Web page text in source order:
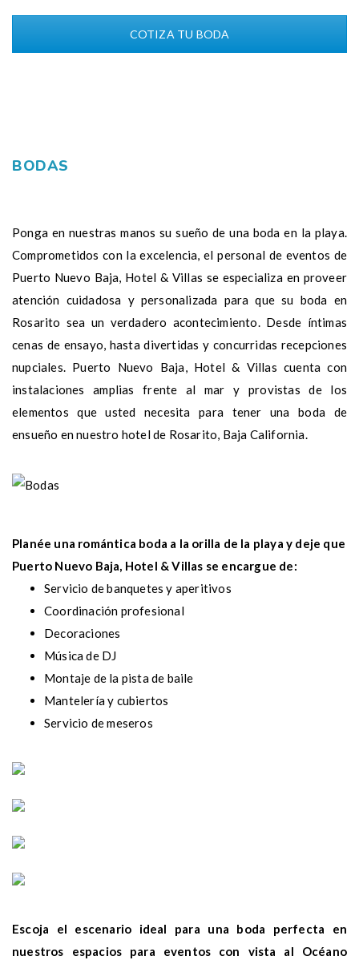
COTIZA TU BODA
BODAS
Ponga en nuestras manos su sueño de una boda en la playa.
Comprometidos con la excelencia, el personal de eventos de
Puerto Nuevo Baja, Hotel & Villas se especializa en proveer
atención cuidadosa y personalizada para que su boda en
Rosarito sea un verdadero acontecimiento. Desde íntimas
cenas de ensayo, hasta divertidas y concurridas recepciones
nupciales. Puerto Nuevo Baja, Hotel & Villas cuenta con
instalaciones amplias frente al mar y provistas de los
elementos que usted necesita para tener una boda de
ensueño en nuestro hotel de Rosarito, Baja California.
Planée una romántica boda a la orilla de la playa y deje que
Puerto Nuevo Baja, Hotel & Villas se encargue de:
Servicio de banquetes y aperitivos
Coordinación profesional
Decoraciones
Música de DJ
Montaje de la pista de baile
Mantelería y cubiertos
Servicio de meseros
Escoja el escenario ideal para una boda perfecta en
nuestros espacios para eventos con vista al Océano